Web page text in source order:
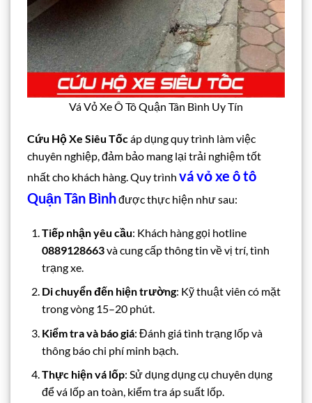
Vá Vỏ Xe Ô Tô Quận Tân Bình Uy Tín
Cứu Hộ Xe Siêu Tốcáp dụng quy trình làm việc
chuyên nghiệp, đảm bảo mang lại trải nghiệm tốt
nhất cho khách hàng. Quy trình vá vỏ xe ô tô
Quận Tân Bìnhđược thực hiện như sau:
Tiếp nhận yêu cầu: Khách hàng gọi hotline
0889128663và cung cấp thông tin về vị trí, tình
trạng xe.
Di chuyển đến hiện trường: Kỹ thuật viên có mặt
trong vòng 15–20 phút.
Kiểm tra và báo giá: Đánh giá tình trạng lốp và
thông báo chi phí minh bạch.
Thực hiện vá lốp: Sử dụng dụng cụ chuyên dụng
để vá lốp an toàn, kiểm tra áp suất lốp.